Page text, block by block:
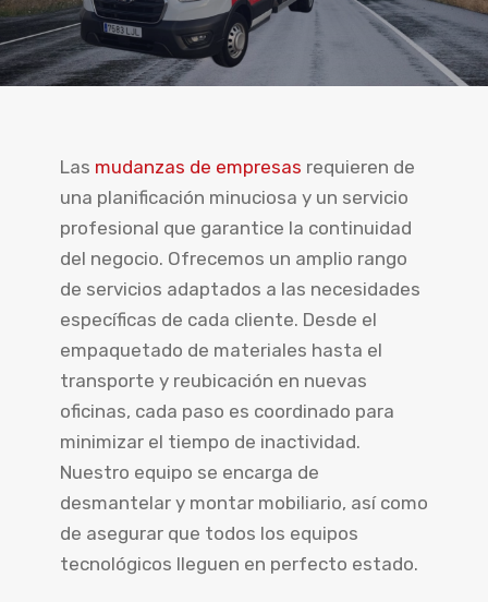
Las mudanzas de empresas requieren de
una planificación minuciosa y un servicio
profesional que garantice la continuidad
del negocio. Ofrecemos un amplio rango
de servicios adaptados a las necesidades
específicas de cada cliente. Desde el
empaquetado de materiales hasta el
transporte y reubicación en nuevas
oficinas, cada paso es coordinado para
minimizar el tiempo de inactividad.
Nuestro equipo se encarga de
desmantelar y montar mobiliario, así como
de asegurar que todos los equipos
tecnológicos lleguen en perfecto estado.